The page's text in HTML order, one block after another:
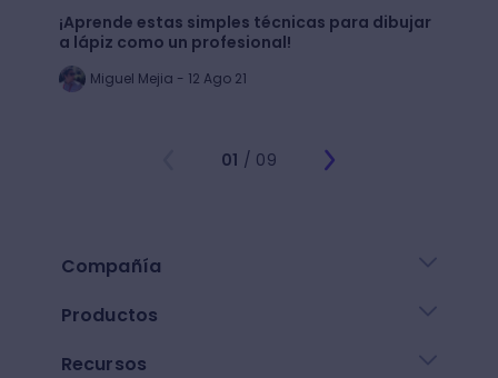
¡Aprende estas simples técnicas para dibujar
a lápiz como un profesional!
Miguel Mejia - 12 Ago 21
01 / 09
Compañía
Productos
Recursos